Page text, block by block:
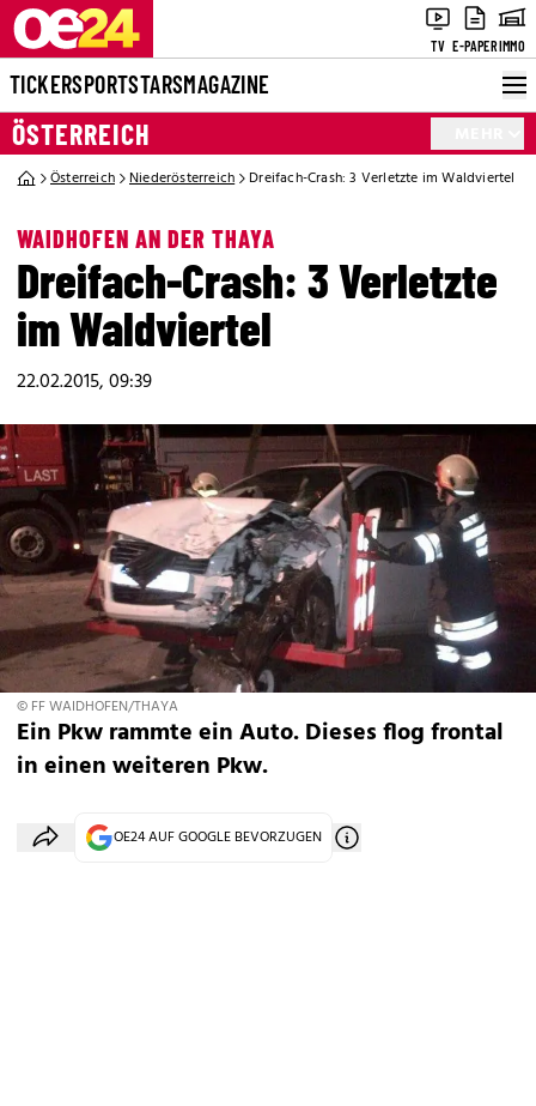
TV E-PAPERIMMO
TICKERSPORTSTARSMAGAZINE
ÖSTERREICH
Österreich Niederösterreich Dreifach-Crash: 3 Verletzte im Waldviertel
WAIDHOFEN AN DER THAYA
Dreifach-Crash: 3 Verletzte
im Waldviertel
22.02.2015, 09:39
© FF WAIDHOFEN/THAYA
Ein Pkw rammte ein Auto. Dieses flog frontal
in einen weiteren Pkw.
OE24 AUF GOOGLE BEVORZUGEN